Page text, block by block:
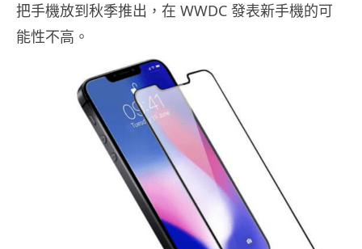
把手機放到秋季推出，在 WWDC 發表新手機的可
能性不高。